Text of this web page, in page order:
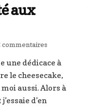
aux
commentairessur
d’été
aux
abricots
une dédicace à
le cheesecake,
moi aussi. Alors à
d’en